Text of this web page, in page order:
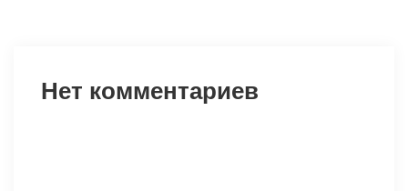
Нет комментариев